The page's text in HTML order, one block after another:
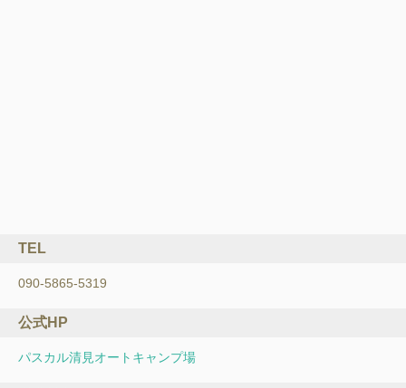
TEL
090-5865-5319
公式HP
パスカル清見オートキャンプ場